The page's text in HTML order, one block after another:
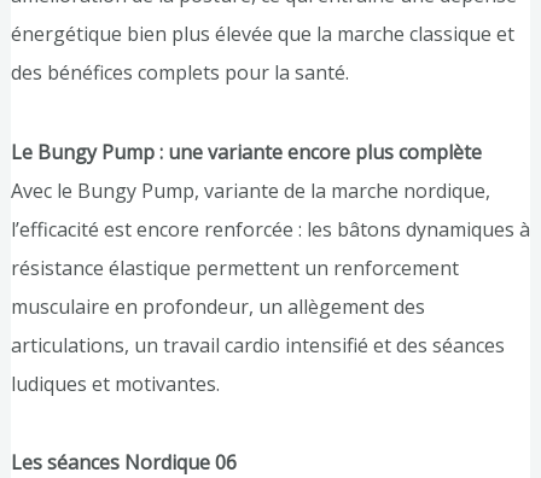
énergétique bien plus élevée que la marche classique et
des bénéfices complets pour la santé.
Le Bungy Pump : une variante encore plus complète
Avec le Bungy Pump, variante de la marche nordique,
l’efficacité est encore renforcée : les bâtons dynamiques à
résistance élastique permettent un renforcement
musculaire en profondeur, un allègement des
articulations, un travail cardio intensifié et des séances
ludiques et motivantes.
Les séances Nordique 06